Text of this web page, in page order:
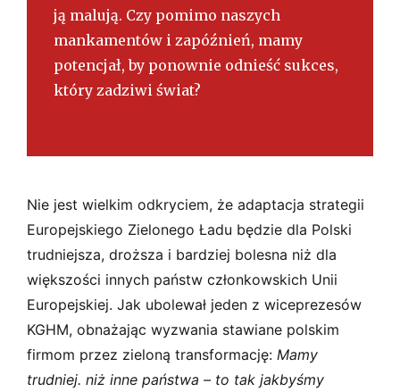
ją malują. Czy pomimo naszych
mankamentów i zapóźnień, mamy
potencjał, by ponownie odnieść sukces,
który zadziwi świat?
Nie jest wielkim odkryciem, że adaptacja strategii
Europejskiego Zielonego Ładu będzie dla Polski
trudniejsza, droższa i bardziej bolesna niż dla
większości innych państw członkowskich Unii
Europejskiej. Jak ubolewał jeden z wiceprezesów
KGHM, obnażając wyzwania stawiane polskim
firmom przez zieloną transformację: Mamy
trudniej. niż inne państwa – to tak jakbyśmy